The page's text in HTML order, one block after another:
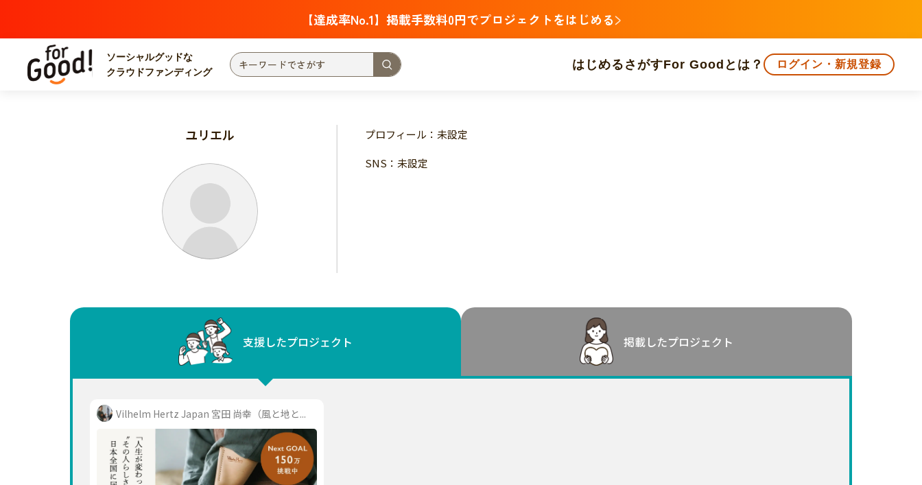
【達成率No.1】掲載手数料0円でプロジェクトをはじめる
ソーシャルグッドな
クラウドファンディング
はじめる さがすFor Goodとは？ ログイン・新規登録
注目 支援金額が多い 支援人数が多い
国際協力 子ども・教育
災害
北海道・東北
関東
新潟
中国
四国
九州・沖縄 福岡 佐賀 長崎 熊本 大分 宮崎 鹿児島 沖縄
ユリエル
プロフィール：未設定
SNS：未設定
支援したプロジェクト 掲載したプロジェクト
Vilhelm Hertz Japan 宮田 尚幸（風と地と...